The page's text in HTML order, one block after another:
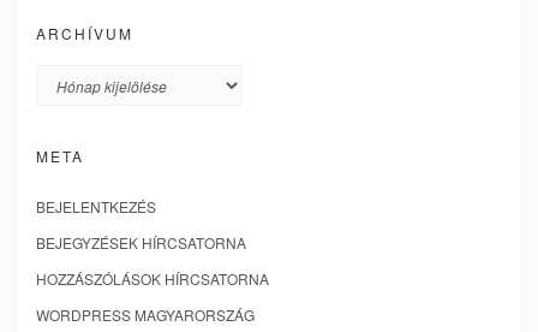
ARCHÍVUM
Archívum
META
BEJELENTKEZÉS
BEJEGYZÉSEK HÍRCSATORNA
HOZZÁSZÓLÁSOK HÍRCSATORNA
WORDPRESS MAGYARORSZÁG